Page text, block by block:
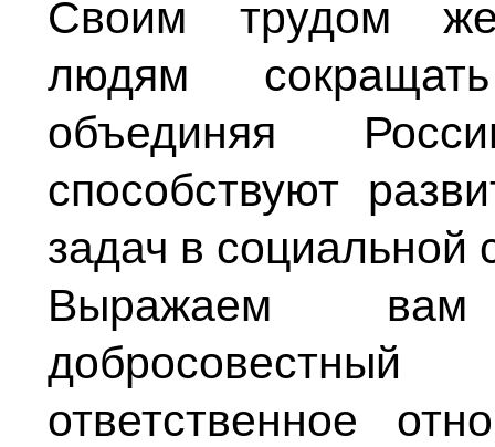
Своим трудом
людям
объединяя
способствуют
задач в социальной
Выражаем вам
добросовестный
ответственное